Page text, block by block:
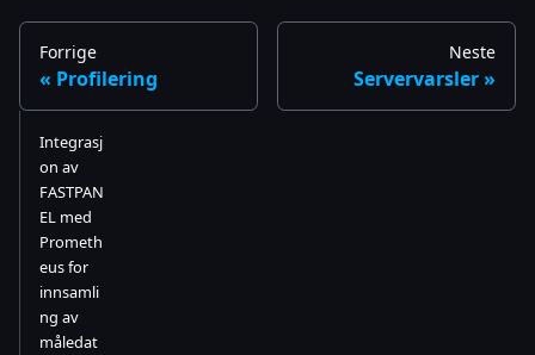
Forrige
Profilering
Neste
Servervarsler
Integrasj
on av
FASTPAN
EL med
Prometh
eus for
innsamli
ng av
måledat